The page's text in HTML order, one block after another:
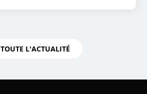
TOUTE L'ACTUALITÉ